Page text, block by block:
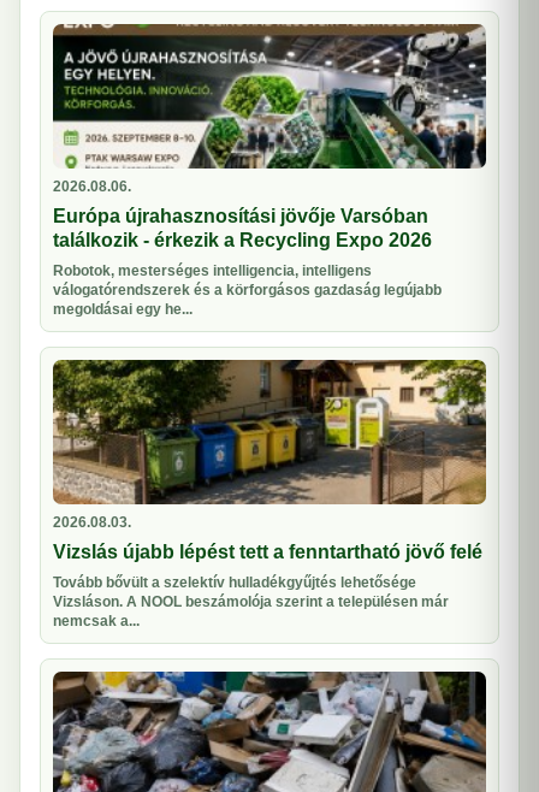
2026.08.06.
Európa újrahasznosítási jövője Varsóban
találkozik - érkezik a Recycling Expo 2026
Robotok, mesterséges intelligencia, intelligens
válogatórendszerek és a körforgásos gazdaság legújabb
megoldásai egy he...
2026.08.03.
Vizslás újabb lépést tett a fenntartható jövő felé
Tovább bővült a szelektív hulladékgyűjtés lehetősége
Vizsláson. A NOOL beszámolója szerint a településen már
nemcsak a...